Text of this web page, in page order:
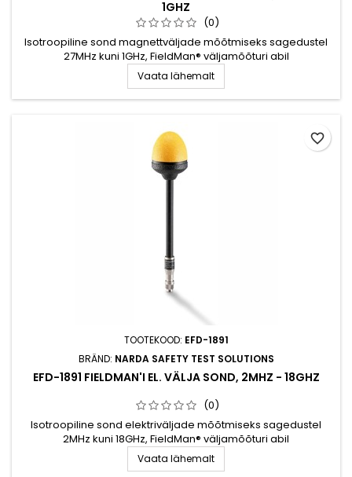
1GHZ
(0)
Isotroopiline sond magnettväljade mõõtmiseks sagedustel
27MHz kuni 1GHz, FieldMan® väljamõõturi abil
Vaata lähemalt
TOOTEKOOD: EFD-1891
BRÄND: NARDA SAFETY TEST SOLUTIONS
EFD-1891 FIELDMAN'I EL. VÄLJA SOND, 2MHZ - 18GHZ
(0)
Isotroopiline sond elektriväljade mõõtmiseks sagedustel
2MHz kuni 18GHz, FieldMan® väljamõõturi abil
Vaata lähemalt
favorite_border